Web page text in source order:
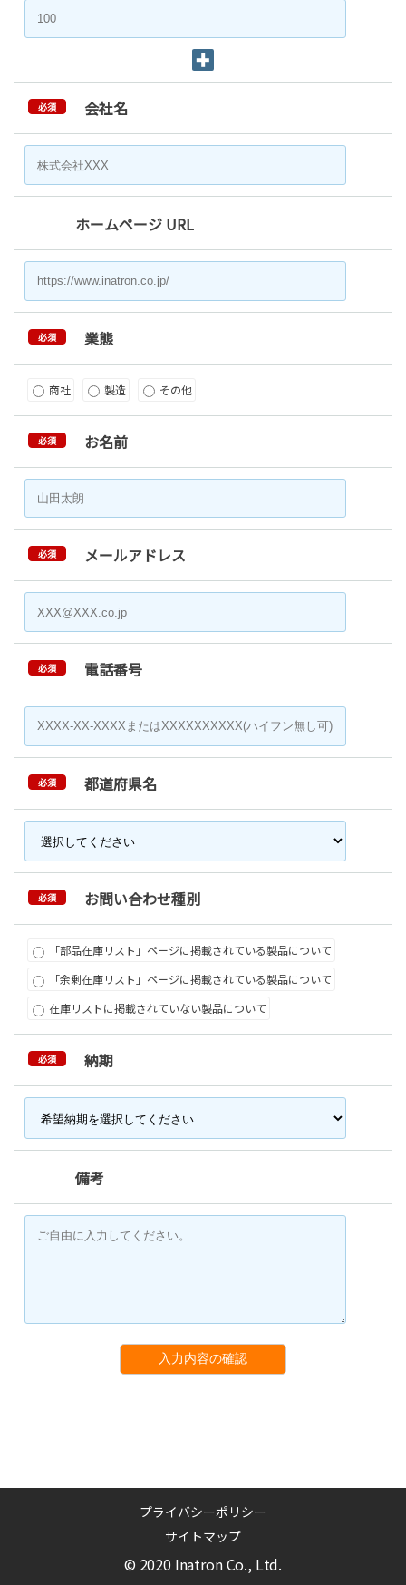
必須 会社名
ホームページ URL
必須 業態
商社 製造 その他
必須 お名前
必須 メールアドレス
必須 電話番号
必須 都道府県名
必須 お問い合わせ種別
「部品在庫リスト」ページに掲載されている製品について
「余剰在庫リスト」ページに掲載されている製品について
在庫リストに掲載されていない製品について
必須 納期
備考
入力内容の確認
プライバシーポリシー
サイトマップ
© 2020 Inatron Co., Ltd.